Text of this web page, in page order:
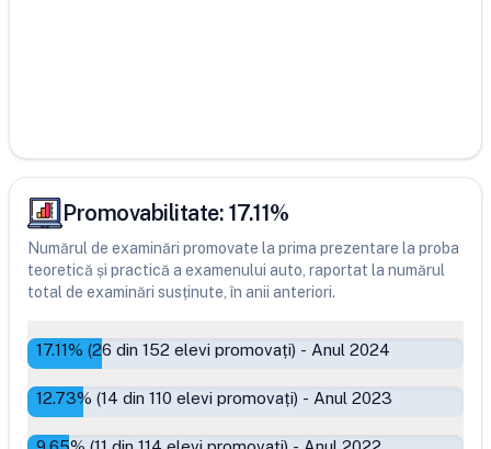
Promovabilitate: 17.11%
Numărul de examinări promovate la prima prezentare la proba
teoretică și practică a examenului auto, raportat la numărul
total de examinări susținute, în anii anteriori.
17.11% (26 din 152 elevi promovați) - Anul 2024
12.73% (14 din 110 elevi promovați) - Anul 2023